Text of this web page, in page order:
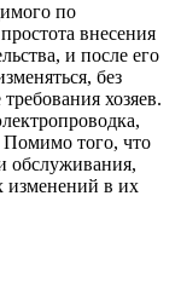
по
внесения
и после его
без
хозяев.
Помимо того, что
обслуживания,
изменений в их